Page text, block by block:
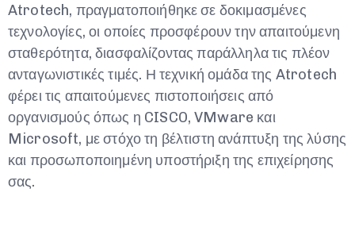
Atrotech, πραγματοποιήθηκε σε δοκιμασμένες
τεχνολογίες, οι οποίες προσφέρουν την απαιτούμενη
σταθερότητα, διασφαλίζοντας παράλληλα τις πλέον
ανταγωνιστικές τιμές. Η τεχνική ομάδα της Atrotech
φέρει τις απαιτούμενες πιστοποιήσεις από
οργανισμούς όπως η CISCO, VMware και
Microsoft, με στόχο τη βέλτιστη ανάπτυξη της λύσης
και προσωποποιημένη υποστήριξη της επιχείρησης
σας.